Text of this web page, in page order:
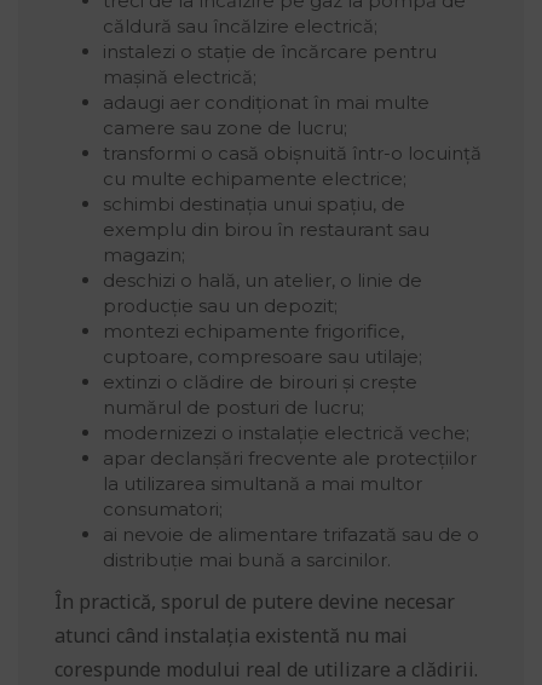
căldură sau încălzire electrică;
instalezi o stație de încărcare pentru
mașină electrică;
adaugi aer condiționat în mai multe
camere sau zone de lucru;
transformi o casă obișnuită într-o locuință
cu multe echipamente electrice;
schimbi destinația unui spațiu, de
exemplu din birou în restaurant sau
magazin;
deschizi o hală, un atelier, o linie de
producție sau un depozit;
montezi echipamente frigorifice,
cuptoare, compresoare sau utilaje;
extinzi o clădire de birouri și crește
numărul de posturi de lucru;
modernizezi o instalație electrică veche;
apar declanșări frecvente ale protecțiilor
la utilizarea simultană a mai multor
consumatori;
ai nevoie de alimentare trifazată sau de o
distribuție mai bună a sarcinilor.
În practică, sporul de putere devine necesar
atunci când instalația existentă nu mai
corespunde modului real de utilizare a clădirii.